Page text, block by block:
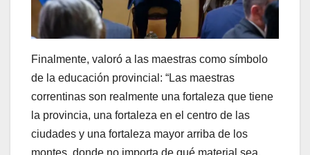
Finalmente, valoró a las maestras como símbolo
de la educación provincial: “Las maestras
correntinas son realmente una fortaleza que tiene
la provincia, una fortaleza en el centro de las
ciudades y una fortaleza mayor arriba de los